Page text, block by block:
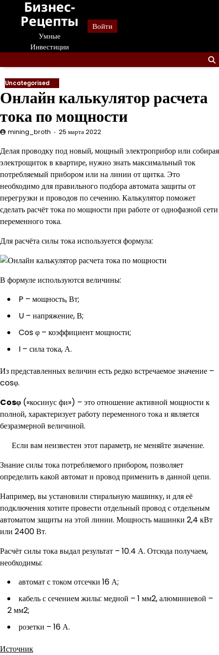
Перейти
содержанию
Бизнес-
Рецепты
Умные
Инвестиции
Войти
Uncategorised
Онлайн калькулятор расчета
тока по мощности
mining_broth 25 марта 2022
Делая проводку под новый, мощный электроприбор или собирая
электрощиток в квартире, нужно знать максимальный ток
потребляемый прибором или на линии от щитка. Это
необходимо для правильного подбора автомата защиты от
перегрузки и проводов по сечению. Калькулятор поможет
сделать расчёт тока по мощности при работе от однофазной сети
переменного тока.
Для расчёта силы тока используется формула:
В формуле используются величины:
P – мощность, Вт;
U – напряжение, В;
Cos φ – коэффициент мощности;
I – сила тока, А.
Из представленных величин есть редко встречаемое значение –
cosφ.
Cosφ («косинус фи») – это отношение активной мощности к
полной, характеризует работу переменного тока и является
безразмерной величиной.
Если вам неизвестен этот параметр, не меняйте значение.
Знание силы тока потребляемого прибором, позволяет
определить какой автомат и провод применить в данной цепи.
Например, вы установили стиральную машинку, и для её
подключения хотите провести отдельный провод с отдельным
автоматом защиты на этой линии. Мощность машинки 2,4 кВт
или 2400 Вт.
Расчёт силы тока выдал результат – 10.4 А. Отсюда получаем,
необходимы:
автомат с током отсечки 16 А;
кабель с сечением жилы: медной – 1 мм2, алюминиевой –
2 мм2;
розетки – 16 А.
Источник